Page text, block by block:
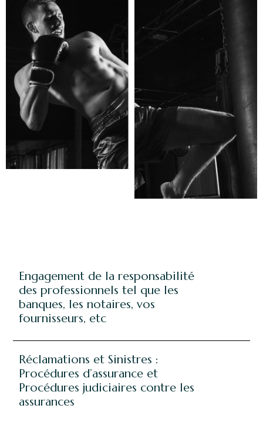
Engagement de la responsabilité
des professionnels tel que les
banques, les notaires, vos
fournisseurs, etc
Réclamations et Sinistres :
Procédures d’assurance et
Procédures judiciaires contre les
assurances